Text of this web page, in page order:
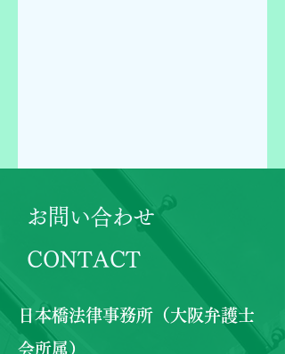
​お問い合わせ
CONTACT
​日本橋法律事務所（大阪弁護士
会所属）